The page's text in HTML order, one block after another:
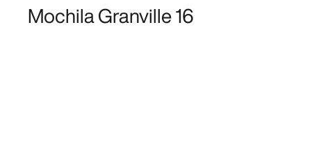
Mochila Granville 16